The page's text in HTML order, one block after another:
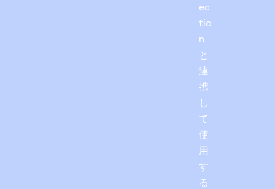
ec
tio
n
と
連
携
し
て
使
用
す
る